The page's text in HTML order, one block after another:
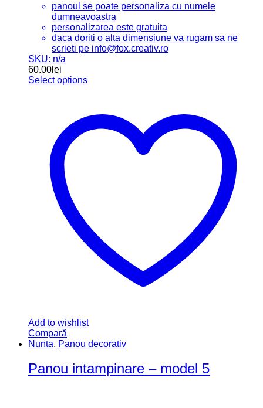
panoul se poate personaliza cu numele
dumneavoastra
personalizarea este gratuita
daca doriti o alta dimensiune va rugam sa ne
scrieti pe info@fox.creativ.ro
SKU: n/a
60.00 lei
Select options
Add to wishlist
Compară
Nunta, Panou decorativ
Panou intampinare – model 5